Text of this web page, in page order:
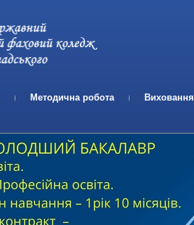
Методична робота Виховання